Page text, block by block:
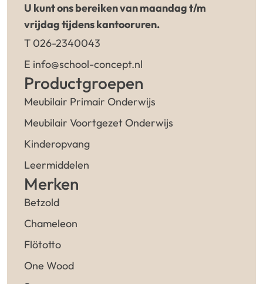
U kunt ons bereiken van maandag t/m
vrijdag tijdens kantooruren.
T 026-2340043
E info@school-concept.nl
Productgroepen
Meubilair Primair Onderwijs
Meubilair Voortgezet Onderwijs
Kinderopvang
Leermiddelen
Merken
Betzold
Chameleon
Flötotto
One Wood